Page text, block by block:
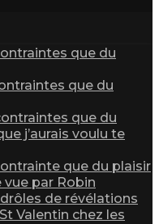
que du
que du
que du
j’aurais voulu te
que du plaisir
vue par Robin
de révélations
Valentin chez les